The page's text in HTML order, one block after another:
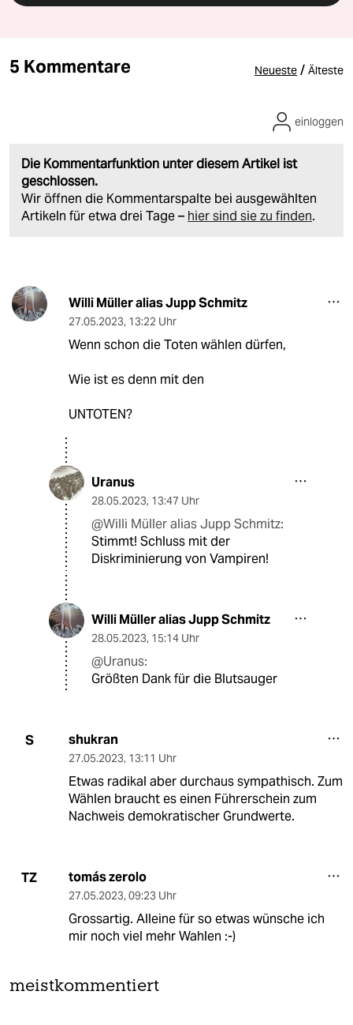
5 Kommentare Neueste / Älteste
Die Kommentarfunktion unter diesem Artikel ist
geschlossen.
Wir öffnen die Kommentarspalte bei ausgewählten
Artikeln für etwa drei Tage – hier sind sie zu finden.
einloggen
Willi Müller alias Jupp Schmitz
27.05.2023, 13:22 Uhr
Wenn schon die Toten wählen dürfen,
Wie ist es denn mit den
UNTOTEN?
Uranus
28.05.2023, 13:47 Uhr
@Willi Müller alias Jupp Schmitz:
Stimmt! Schluss mit der
Diskriminierung von Vampiren!
Willi Müller alias Jupp Schmitz
28.05.2023, 15:14 Uhr
@Uranus:
Größten Dank für die Blutsauger
S shukran
27.05.2023, 13:11 Uhr
Etwas radikal aber durchaus sympathisch. Zum
Wählen braucht es einen Führerschein zum
Nachweis demokratischer Grundwerte.
TZ tomás zerolo
27.05.2023, 09:23 Uhr
Grossartig. Alleine für so etwas wünsche ich
mir noch viel mehr Wahlen :-)
meistkommentiert